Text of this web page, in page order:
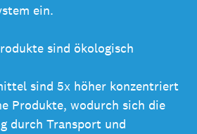
ein.
sind ökologisch
sind 5x höher konzentriert
Produkte, wodurch sich die
durch Transport und